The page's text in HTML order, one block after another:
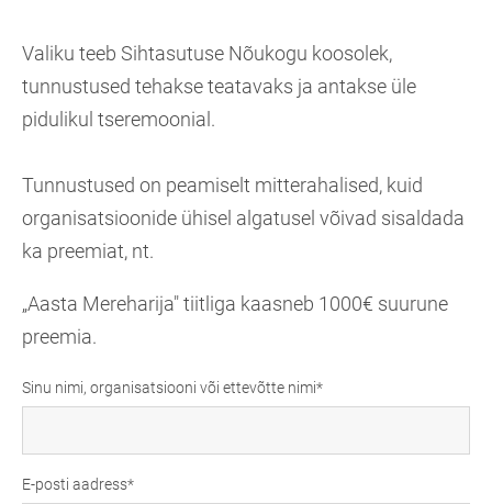
Valiku teeb Sihtasutuse Nõukogu koosolek,
tunnustused tehakse teatavaks ja antakse üle
pidulikul tseremoonial.
Tunnustused on peamiselt mitterahalised, kuid
organisatsioonide ühisel algatusel võivad sisaldada
ka preemiat, nt.
„Aasta Mereharija" tiitliga kaasneb 1000€ suurune
preemia.
Sinu nimi, organisatsiooni või ettevõtte nimi
E-posti aadress